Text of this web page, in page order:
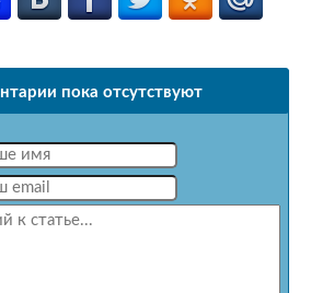
пока отсутствуют